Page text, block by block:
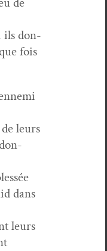
ils don­
fois
leurs
dans
leurs